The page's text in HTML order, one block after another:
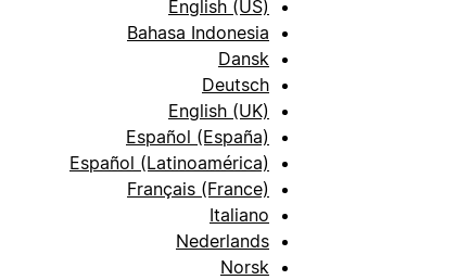
English (US)
Bahasa Indonesia
Dansk
Deutsch
English (UK)
Español (España)
Español (Latinoamérica)
Français (France)
Italiano
Nederlands
Norsk